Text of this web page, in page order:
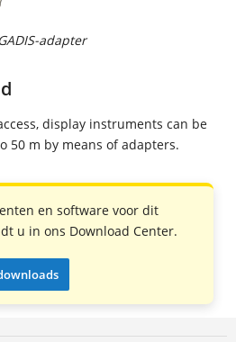
adapter
display instruments can be
50 m by means of adapters.
en software voor dit
u in ons Download Center.